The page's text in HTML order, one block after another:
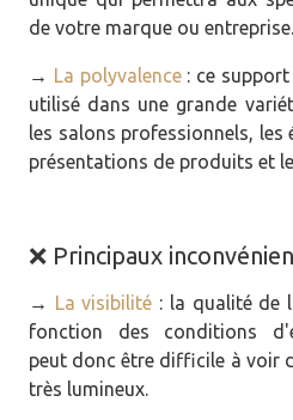
de votre marque ou entreprise.
→ La polyvalence: ce support
utilisé dans une grande
les salons professionnels, les
présentations de produits et
❌ Principaux
→ La visibilité : la qualité de
fonction des conditions
peut donc être difficile à voir
très lumineux.